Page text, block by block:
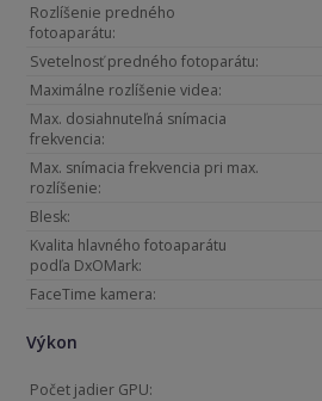
Rozlíšenie predného
fotoaparátu:
Svetelnosť predného fotoparátu:
Maximálne rozlíšenie videa:
Max. dosiahnuteľná snímacia
frekvencia:
Max. snímacia frekvencia pri max.
rozlíšenie:
Blesk:
Kvalita hlavného fotoaparátu
podľa DxOMark:
FaceTime kamera:
Výkon
Počet jadier GPU: